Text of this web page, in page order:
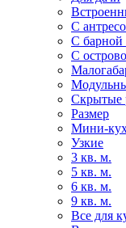
С
С барной
С
Скрытые
Размер
Мини-
Узкие
3 кв. м.
5 кв. м.
6 кв. м.
9 кв. м.
Все для